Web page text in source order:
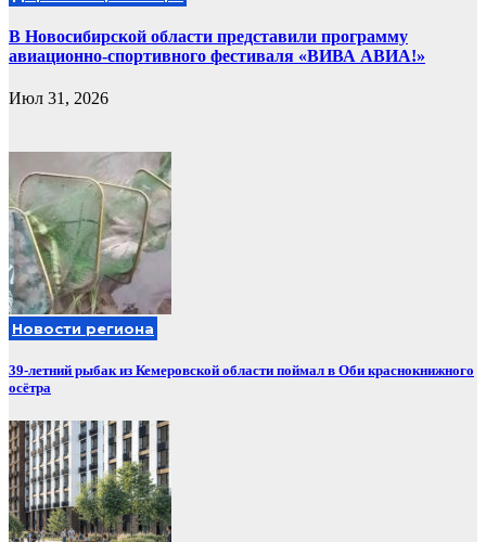
В Новосибирской области представили программу
авиационно-спортивного фестиваля «ВИВА АВИА!»
Июл 31, 2026
Новости региона
39-летний рыбак из Кемеровской области поймал в Оби краснокнижного
осётра